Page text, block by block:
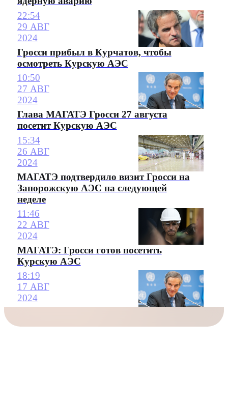
22:54
29 АВГ
2024
Гросси прибыл в Курчатов, чтобы
осмотреть Курскую АЭС
10:50
27 АВГ
2024
Глава МАГАТЭ Гросси 27 августа
посетит Курскую АЭС
15:34
26 АВГ
2024
МАГАТЭ подтвердило визит Гросси на
Запорожскую АЭС на следующей
неделе
11:46
22 АВГ
2024
МАГАТЭ: Гросси готов посетить
Курскую АЭС
18:19
17 АВГ
2024